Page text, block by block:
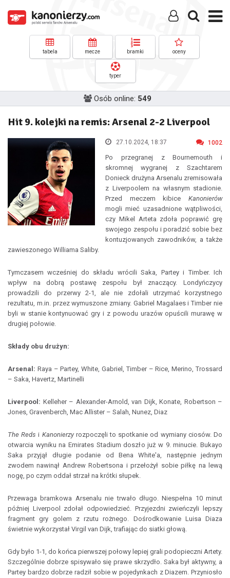
tabela mecze bramki oceny
typer
Osób online: 549
Hit 9. kolejki na remis: Arsenal 2-2 Liverpool
27.10.2024, 18:37 1002
Po przegranej z Bournemouth i
skromnej wygranej z Szachtarem
Donieck drużyna Arsenalu zremisowała
z Liverpoolem na własnym stadionie.
Przed meczem kibice Kanonierów
mogli mieć uzasadnione wątpliwości,
czy Mikel Arteta zdoła poprawić grę
swojego zespołu i poradzić sobie bez
kontuzjowanych zawodników, a także
zawieszonego Williama Saliby.
Tymczasem wcześniej do składu wrócili Saka, Partey i Timber. Ich
wpływ na dobrą postawę zespołu był znaczący. Londyńczycy
prowadzili do przerwy 2-1, ale nie zdołali utrzymać korzystnego
rezultatu, m.in. przez wymuszone zmiany. Gabriel Magalaes i Timber nie
byli w stanie kontynuować gry i z powodu urazów opuścili murawę w
drugiej połowie.
Składy obu drużyn:
Arsenal: Raya – Partey, White, Gabriel, Timber – Rice, Merino, Trossard
– Saka, Havertz, Martinelli
Liverpool: Kelleher – Alexander-Arnold, van Dijk, Konate, Robertson –
Jones, Gravenberch, Mac Allister – Salah, Nunez, Diaz
The Reds i Kanonierzyrozpoczęli to spotkanie od wymiany ciosów. Do
otwarcia wyniku na Emirates Stadium doszło już w 9. minucie. Bukayo
Saka przyjął długie podanie od Bena White'a, następnie jednym
zwodem nawinął Andrew Robertsona i przełożył sobie piłkę na lewą
nogę, po czym oddał strzał na krótki słupek.
Przewaga bramkowa Arsenalu nie trwało długo. Niespełna 10 minut
później Liverpool zdołał odpowiedzieć. Przyjezdni zwieńczyli lepszy
fragment gry golem z rzutu rożnego. Dośrodkowanie Luisa Diaza
świetnie wykorzystał Virgil van Dijk, trafiając do siatki głową.
Gdy było 1-1, do końca pierwszej połowy lepiej grali podopieczni Artety.
Szczególnie dobrze spisywało się prawe skrzydło. Saka był aktywny, a
Partey bardzo dobrze radził sobie w pojedynkach z Diazem. Przyniosło